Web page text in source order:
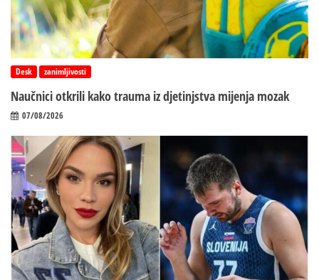
Desk zanimljivosti
Naučnici otkrili kako trauma iz d‌jetinjstva mijenja mozak
07/08/2026